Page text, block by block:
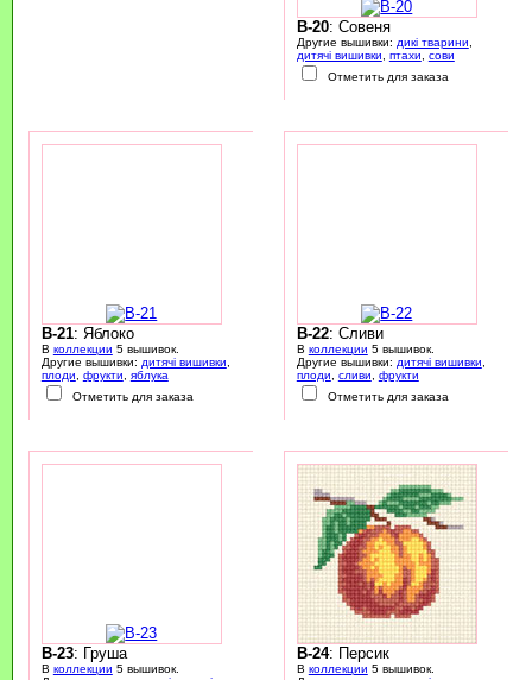
B-20: Совеня
Другие вышивки: дикі тварини
дитячі вишивки
птахи
сови
Отметить для заказа
B-21: Яблоко
В коллекции 5 вышивок.
Другие вышивки: дитячі вишивки
плоди
фрукти
яблука
Отметить для заказа
B-22: Сливи
В коллекции 5 вышивок.
Другие вышивки: дитячі вишивки
плоди
сливи
фрукти
Отметить для заказа
B-23: Груша
В коллекции 5 вышивок.
B-24: Персик
В коллекции 5 вышивок.